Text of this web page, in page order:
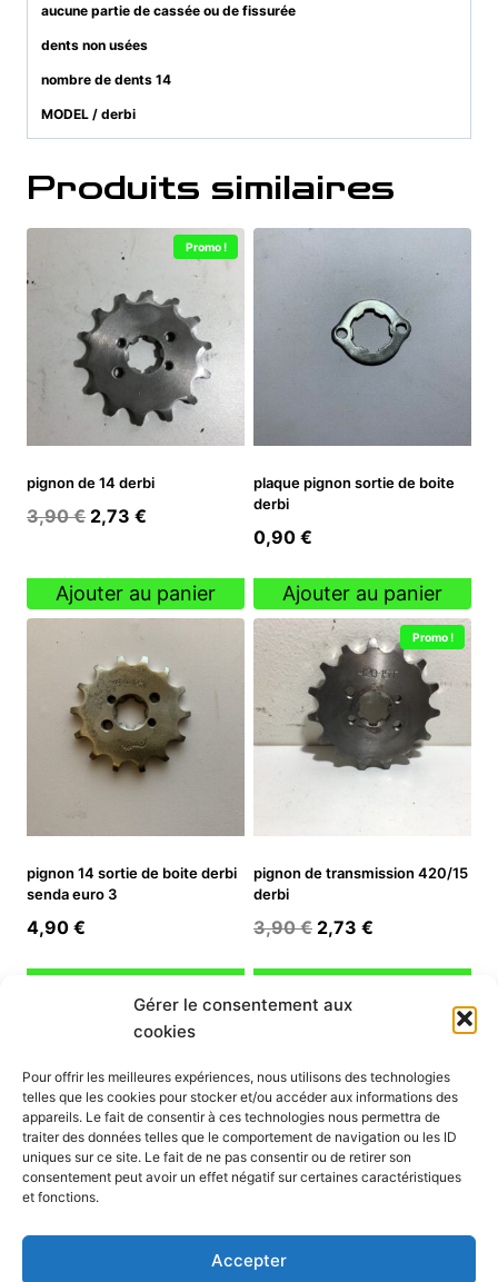
Gérer le consentement aux
cookies
Pour offrir les meilleures expériences, nous utilisons des technologies
telles que les cookies pour stocker et/ou accéder aux informations des
appareils. Le fait de consentir à ces technologies nous permettra de
traiter des données telles que le comportement de navigation ou les ID
uniques sur ce site. Le fait de ne pas consentir ou de retirer son
consentement peut avoir un effet négatif sur certaines caractéristiques
et fonctions.
Accepter
aucune partie de cassée ou de fissurée
dents non usées
nombre de dents 14
MODEL / derbi
Produits similaires
Promo !
pignon de 14 derbi
3,90€ Le
était :
3,90 €.
2,73 €
est :
2,73 €.
Ajouter au panier
plaque pignon sortie de boite
derbi
0,90 €
Ajouter au panier
pignon 14 sortie de boite derbi
senda euro 3
4,90 €
Promo !
pignon de transmission 420/15
derbi
3,90€ Le
initial
était :
2,73 €
actuel
INFORMATION
Mon compte
Nous contacter
Mode paiement
Nos services
Politique de confidentialité